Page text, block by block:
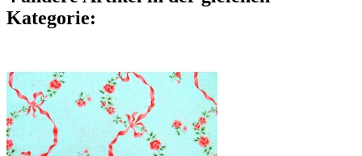
Kategorie: